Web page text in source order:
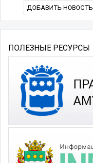
ДОБАВИТЬ НОВОСТЬ
ПОЛЕЗНЫЕ РЕСУРСЫ